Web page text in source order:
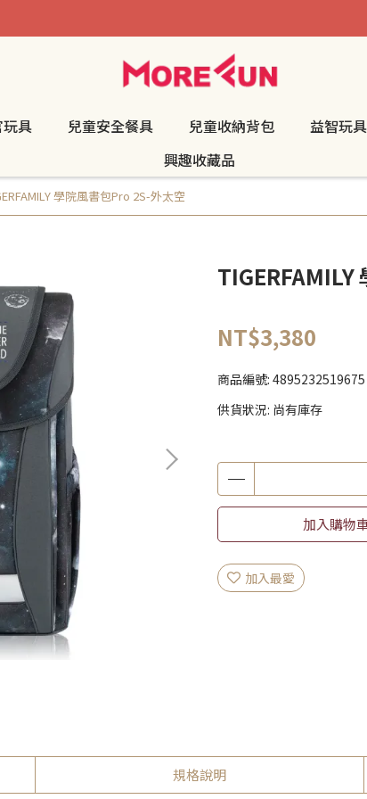
具 兒童安全餐具 兒童收納背包 益智玩
興趣收藏品
學院風書包Pro 2S-外太空
NT$3,380
商品編號: 4895232519675
供貨狀況: 尚有庫存
加入購物
加入最愛
規格說明